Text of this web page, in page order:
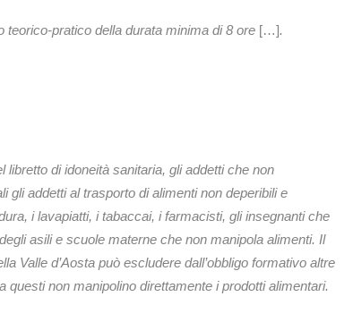
pratico della durata minima di 8 ore […].
libretto di idoneità sanitaria, gli addetti che non
gli addetti al trasporto di alimenti non deperibili e
i lavapiatti, i tabaccai, i farmacisti, gli insegnanti che
asili e scuole materne che non manipola alimenti. Il
Valle d’Aosta può escludere dall’obbligo formativo altre
questi non manipolino direttamente i prodotti alimentari.